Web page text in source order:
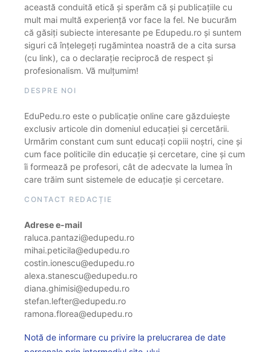
această conduită etică și sperăm că și publicațiile cu
mult mai multă experiență vor face la fel. Ne bucurăm
că găsiți subiecte interesante pe Edupedu.ro și suntem
siguri că înțelegeți rugămintea noastră de a cita sursa
(cu link), ca o declarație reciprocă de respect și
profesionalism. Vă mulțumim!
DESPRE NOI
EduPedu.ro este o publicație online care găzduiește
exclusiv articole din domeniul educației și cercetării.
Urmărim constant cum sunt educați copiii noștri, cine și
cum face politicile din educație și cercetare, cine și cum
îi formează pe profesori, cât de adecvate la lumea în
care trăim sunt sistemele de educație și cercetare.
CONTACT REDACȚIE
Adrese e-mail
raluca.pantazi@edupedu.ro
mihai.peticila@edupedu.ro
costin.ionescu@edupedu.ro
alexa.stanescu@edupedu.ro
diana.ghimisi@edupedu.ro
stefan.lefter@edupedu.ro
ramona.florea@edupedu.ro
Notă de informare cu privire la prelucrarea de date